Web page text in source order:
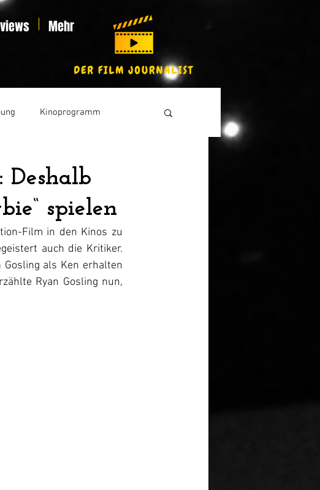
Mehr
Kinoprogramm
Deshalb
spielen
Film in den Kinos zu
auch die Kritiker.
als Ken erhalten
Ryan Gosling nun,